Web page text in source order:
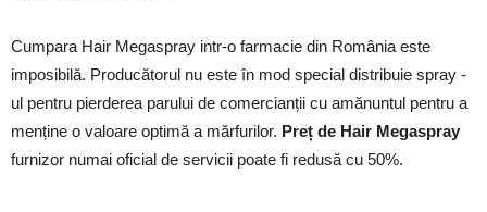
Cumpara Hair Megaspray intr-o farmacie din România este
imposibilă. Producătorul nu este în mod special distribuie spray -
ul pentru pierderea parului de comercianții cu amănuntul pentru a
menține o valoare optimă a mărfurilor. Preț de Hair Megaspray
furnizor numai oficial de servicii poate fi redusă cu 50%.